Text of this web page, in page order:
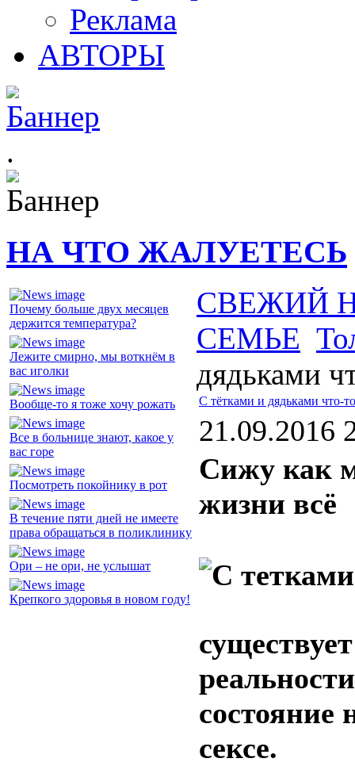
Реклама
АВТОРЫ
.
НА ЧТО ЖАЛУЕТЕСЬ
Почему больше двух месяцев
держится температура?
Лежите смирно, мы воткнём в
вас иголки
Вообще-то я тоже хочу рожать
Все в больнице знают, какое у
вас горе
Посмотреть покойнику в рот
В течение пяти дней не имеете
права обращаться в поликлинику
Ори – не ори, не услышат
Крепкого здоровья в новом году!
СВЕЖИЙ
СЕМЬЕ
дядьками
С тётками и дядьками что-
21.09.2016
Сижу как
жизни всё
состояние
сексе.